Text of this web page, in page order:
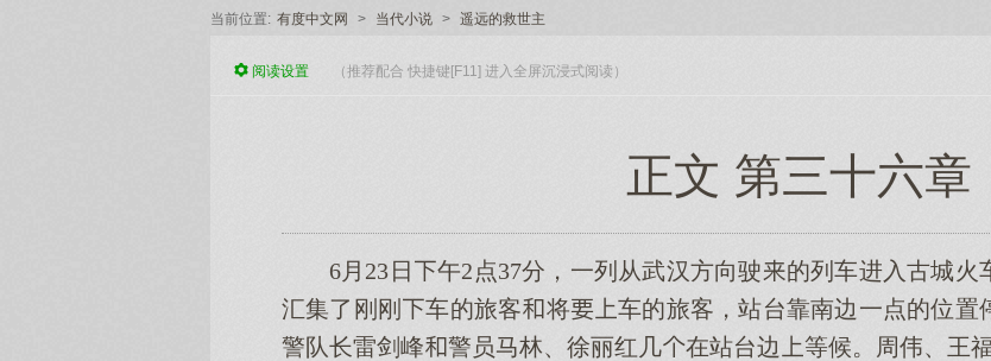
当前位置: 有度中文网 > 当代小说 > 遥远的救世主
阅读设置 （推荐配合 快捷键[F11] 进入全屏沉浸式阅读）
正文 第三十六章
6月23日午2点37分，一列从武汉方向驶的列车进入古城
汇集了刚刚车的旅客将车的旅客，站台靠南边一点的位置
警队长雷剑峰警员马林、徐丽红几在站台边等候。周伟、王